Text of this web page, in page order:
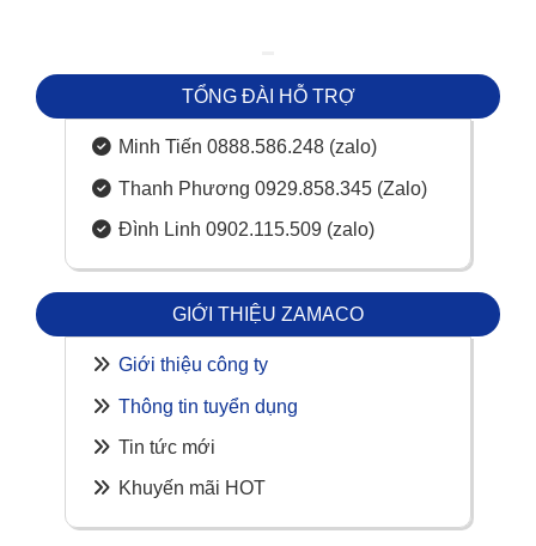
GIỚI THIỆU ZAMACO
Giới thiệu công ty
Thông tin tuyển dụng
Tin tức mới
Khuyến mãi HOT
TỔNG ĐÀI HỖ TRỢ
Minh Tiến 0888.586.248 (zalo)
Thanh Phương 0929.858.345 (Zalo)
Đình Linh 0902.115.509 (zalo)